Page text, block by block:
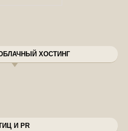
ХОСТИНГ
И PR